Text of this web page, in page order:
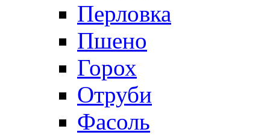
Перловка
Пшено
Горох
Отруби
Фасоль